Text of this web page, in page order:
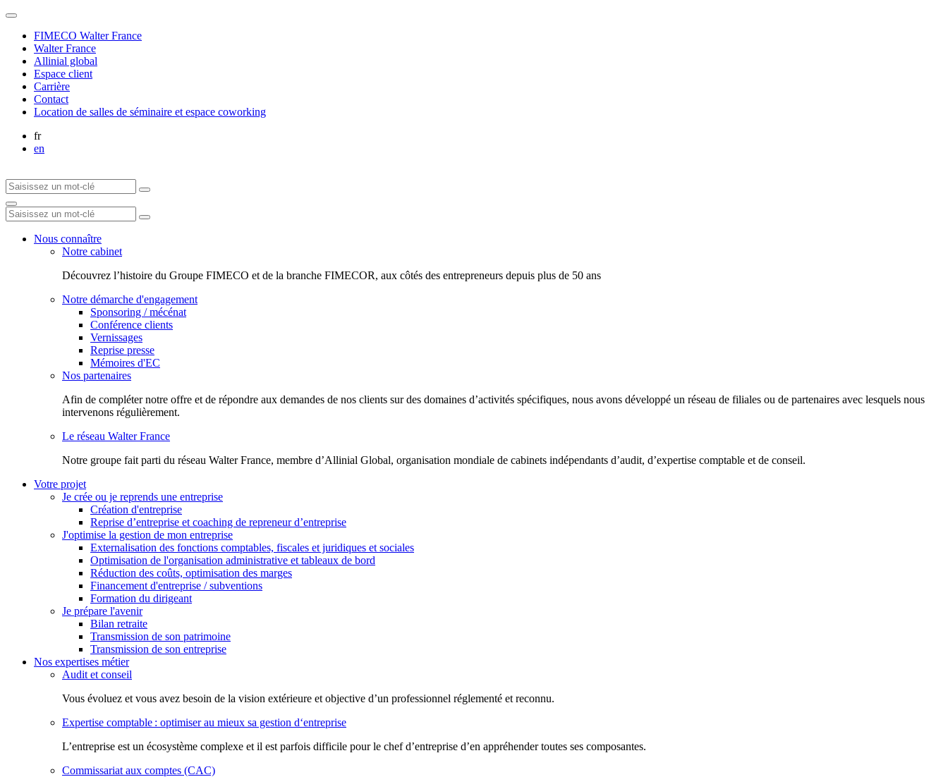
FIMECO Walter France
Walter France
Allinial global
Espace client
Carrière
Contact
Location de salles de séminaire et espace coworking
fr
en
Nous connaître
Notre cabinet
Découvrez l’histoire du Groupe FIMECO et de la branche FIMECOR, aux côtés des entrepreneurs depuis plus de 50 ans
Notre démarche d'engagement
Sponsoring / mécénat
Conférence clients
Vernissages
Reprise presse
Mémoires d'EC
Nos partenaires
Afin de compléter notre offre et de répondre aux demandes de nos clients sur des domaines d’activités spécifiques, nous avons développé un réseau de filiales ou de partenaires avec lesquels nous
intervenons régulièrement.
Le réseau Walter France
Notr​e groupe fait parti du réseau Walter France, membre d’Allinial Global, organisation mondiale de cabinets indépendants d’audit, d’expertise comptable et de conseil.
Votre projet
Je crée ou je reprends une entreprise
Création d'entreprise
Reprise d’entreprise et coaching de repreneur d’entreprise
J'optimise la gestion de mon entreprise
Externalisation des fonctions comptables, fiscales et juridiques et sociales
Optimisation de l'organisation administrative et tableaux de bord
Réduction des coûts, optimisation des marges
Financement d'entreprise / subventions
Formation du dirigeant
Je prépare l'avenir
Bilan retraite
Transmission de son patrimoine
Transmission de son entreprise
Nos expertises métier
Audit et conseil
Vous évoluez et vous avez besoin de la vision extérieure et objective d’un professionnel réglementé et reconnu.
Expertise comptable : optimiser au mieux sa gestion d‘entreprise
L’entreprise est un écosystème complexe et il est parfois difficile pour le chef d’entreprise d’en appréhender toutes ses composantes.
Commissariat aux comptes (CAC)